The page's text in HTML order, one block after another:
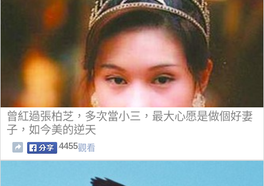
曾紅過張柏芝，多次當小三，最大心愿是做個好妻
子，如今美的逆天
4455觀看